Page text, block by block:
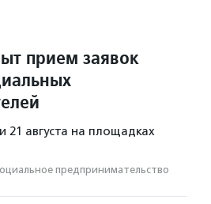
прием заявок
21 августа на площадках
предпри­нима­тель­ство